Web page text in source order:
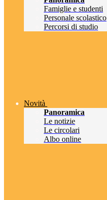
Famiglie e studenti
Personale scolastico
Percorsi di studio
Novità
Panoramica
Le notizie
Le circolari
Albo online